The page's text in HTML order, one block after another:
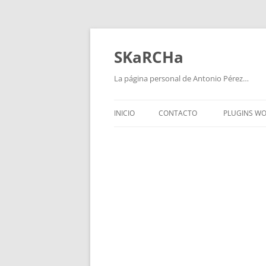
Saltar
SKaRCHa
La página personal de Antonio Pérez…
INICIO CONTACTO PLUGINS